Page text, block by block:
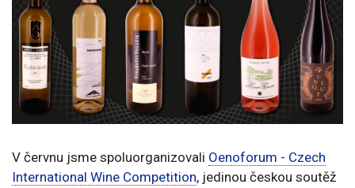
V červnu jsme spoluorganizovali Oenoforum - Czech
International Wine Competition, jedinou českou soutěž